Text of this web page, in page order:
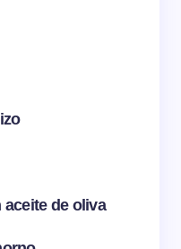
aceite de oliva